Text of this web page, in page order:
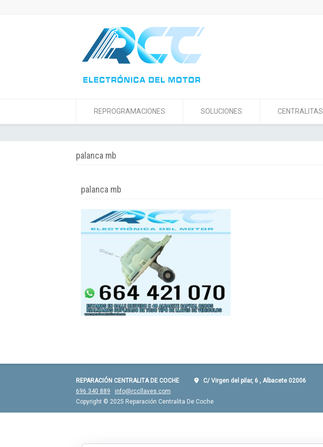
REPROGRAMACIONES SOLUCIONES CENTRALITAS
palanca mb
palanca mb
REPARACIÓN CENTRALITA DE COCHE
C/ Virgen del pilar, 6 , Albacete 02006
696 340 889
info@rccllaves.com
Copyright © 2025 Reparación Centralita De Coche